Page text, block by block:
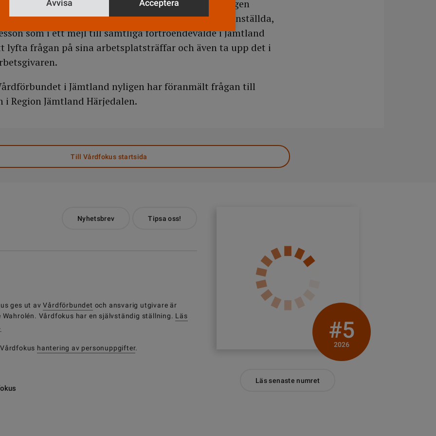
en anställningsförmån som ofta missas. Mig veterligen
i Jämtland detta erbjudande till sina anställda,
som i ett mejl till samtliga förtroendevalde i Jämtland
lyfta frågan på sina arbetsplatsträffar och även ta upp det i
i Jämtland nyligen har föranmält frågan till
i Region Jämtland Härjedalen.
Till Vårdfokus startsida
Nyhetsbrev Tipsa oss!
ges ut avVårdförbundet och ansvarig utgivare är
Wahrolén. Vårdfokus har en självständig ställning. Läs
hantering av personuppgifter.
#5
2026
Läs senaste numret
Avvisa Acceptera